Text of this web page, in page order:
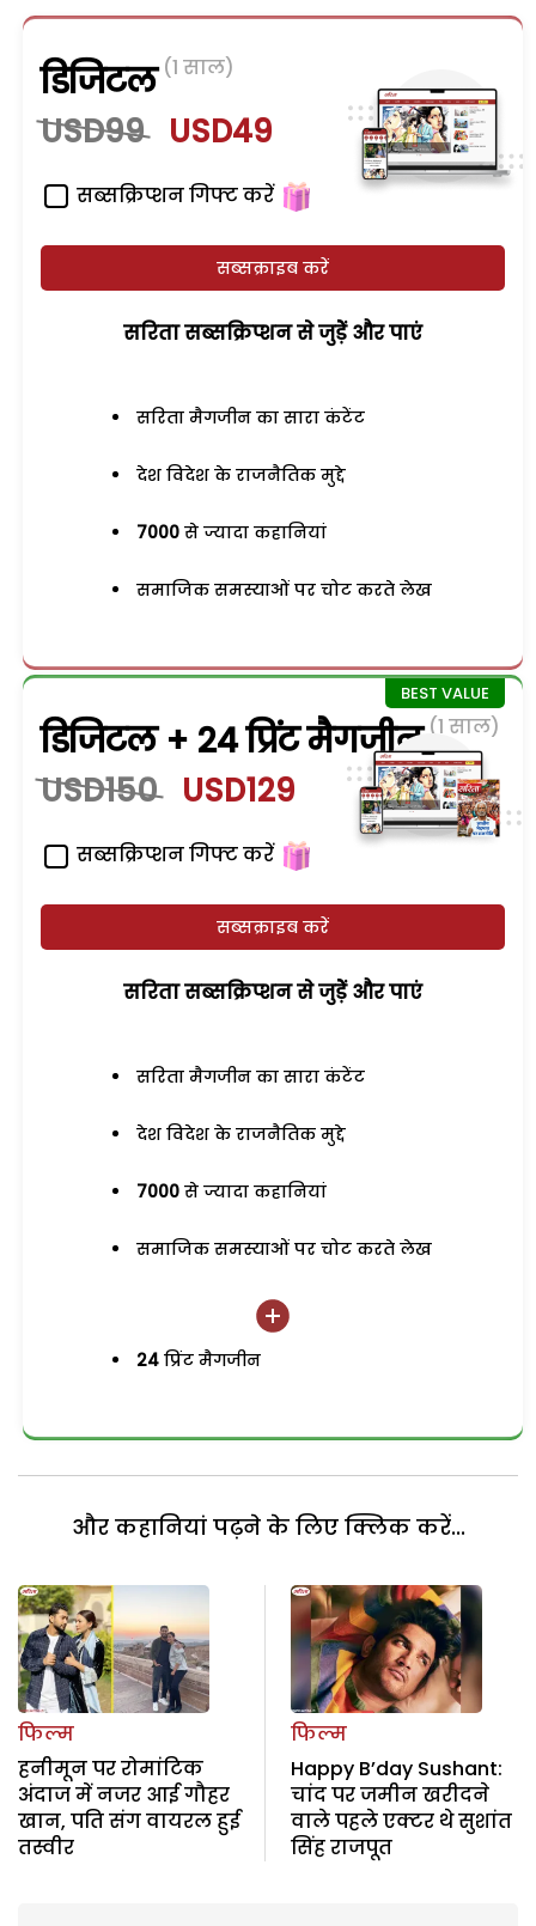
डिजिटल (1 साल)
USD99 USD49
सब्सक्रिप्शन गिफ्ट करें
सब्सक्राइब करें
सरिता सब्सक्रिप्शन से जुड़ेें और पाएं
सरिता मैगजीन का सारा कंटेंट
देश विदेश के राजनैतिक मुद्दे
7000 से ज्यादा कहानियां
समाजिक समस्याओं पर चोट करते लेख
डिजिटल + 24 प्रिंट मैगजीन (1 साल)
USD150 USD129
सब्सक्रिप्शन गिफ्ट करें
सब्सक्राइब करें
सरिता सब्सक्रिप्शन से जुड़ेें और पाएं
सरिता मैगजीन का सारा कंटेंट
देश विदेश के राजनैतिक मुद्दे
7000 से ज्यादा कहानियां
समाजिक समस्याओं पर चोट करते लेख
24 प्रिंट मैगजीन
और कहानियां पढ़ने के लिए क्लिक करें...
फिल्म
हनीमून पर रोमांटिक
अंदाज में नजर आई गौहर
खान, पति संग वायरल हुई
तस्वीर
फिल्म
Happy B’day Sushant:
चांद पर जमीन खरीदने
वाले पहले एक्टर थे सुशांत
सिंह राजपूत